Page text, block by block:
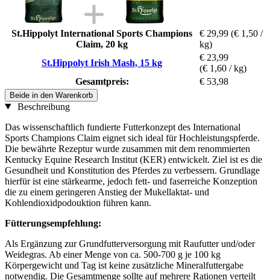
St.Hippolyt International Sports Champions
Claim, 20 kg
€ 29,99 (€ 1,50 /
kg)
St.Hippolyt Irish Mash, 15 kg
€ 23,99
(€ 1,60 / kg)
Gesamtpreis:
€ 53,98
Beide in den Warenkorb
Beschreibung
Das wissenschaftlich fundierte Futterkonzept des International
Sports Champions Claim eignet sich ideal für Hochleistungspferde.
Die bewährte Rezeptur wurde zusammen mit dem renommierten
Kentucky Equine Research Institut (KER) entwickelt. Ziel ist es die
Gesundheit und Konstitution des Pferdes zu verbessern. Grundlage
hierfür ist eine stärkearme, jedoch fett- und faserreiche Konzeption
die zu einem geringeren Anstieg der Mukellaktat- und
Kohlendioxidpodouktion führen kann.
Fütterungsempfehlung:
Als Ergänzung zur Grundfutterversorgung mit Raufutter und/oder
Weidegras. Ab einer Menge von ca. 500-700 g je 100 kg
Körpergewicht und Tag ist keine zusätzliche Mineralfuttergabe
notwendig. Die Gesamtmenge sollte auf mehrere Rationen verteilt